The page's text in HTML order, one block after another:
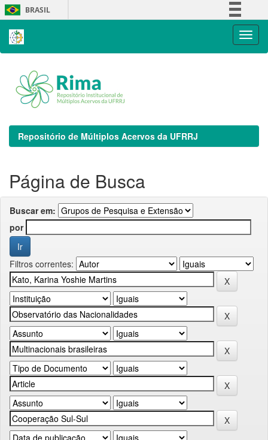
Skip
navigation
BRASIL
Repositório de Múltiplos Acervos da UFRRJ
Página de Busca
Buscar em:
por
Filtros correntes: